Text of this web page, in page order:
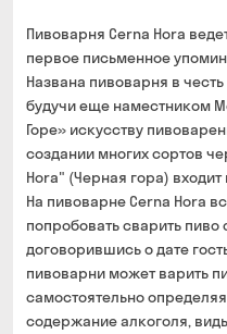
От 700 грн
Срок доставки — до 90
*на время доставки
Оплата:
наличными курьеру
банковской картой
наличными в
банковской картой
Пивоварня Cerna Hora
первое письменное
Названа пивоварня в
будучи еще наместником
Горе» искусству
создании многих сортов
Hora" (Черная гора)
На пивоварне Cerna Hora
попробовать сварить
договорившись о дате
пивоварни может варить
самостоятельно
содержание алкоголя,